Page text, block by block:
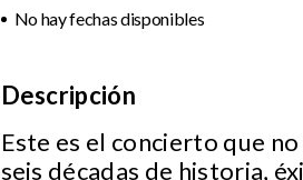
No hay fechas disponibles
Descripción
Este es el concierto que
seis décadas de historia,